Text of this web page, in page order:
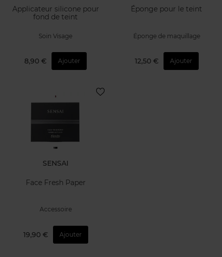
Applicateur silicone pour
fond de teint
Soin Visage
8,90 € Ajouter
Éponge pour le teint
Éponge de maquillage
12,50 € Ajouter
SENSAI
Face Fresh Paper
Accessoire
19,90 € Ajouter